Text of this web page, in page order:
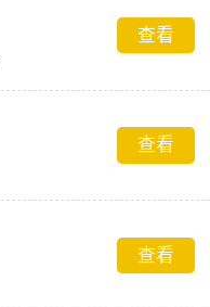
查看
查看
查看